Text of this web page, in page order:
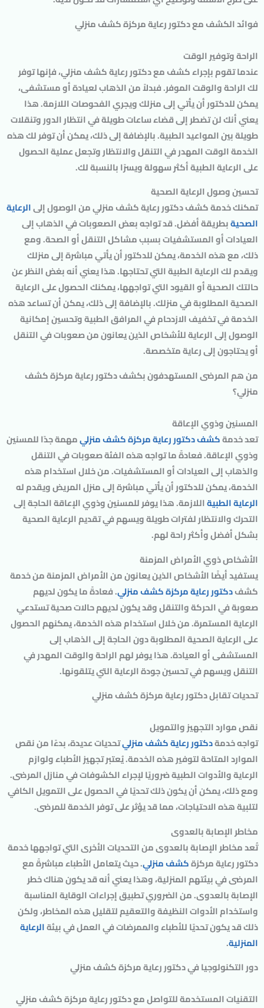
فوائد الكشف مع دكتور رعاية مركزة كشف منزلي
الراحة وتوفير الوقت
عندما تقوم بإجراء كشف مع دكتور رعاية كشف منزلي، فإنها توفر
لك الراحة والوقت الموفر. فبدلاً من الذهاب لعيادة أو مستشفى،
يمكن للدكتور أن يأتي إلى منزلك ويجري الفحوصات اللازمة. هذا
يعني أنك لن تضطر إلى قضاء ساعات طويلة في انتظار الدور وتنقلات
طويلة بين المواعيد الطبية. بالإضافة إلى ذلك، يمكن أن توفر لك هذه
الخدمة الوقت المهدر في التنقل والانتظار وتجعل عملية الحصول
على الرعاية الطبية أكثر سهولة ويسرًا بالنسبة لك.
تحسين وصول الرعاية الصحية
تمكنك خدمة كشف دكتور رعاية كشف منزلي من الوصول إلىالرعاية
الصحيةبطريقة أفضل. قد تواجه بعض الصعوبات في الذهاب إلى
العيادات أو المستشفيات بسبب مشاكل التنقل أو الصحة. ومع
ذلك، مع هذه الخدمة، يمكن للدكتور أن يأتي مباشرة إلى منزلك
ويقدم لك الرعاية الطبية التي تحتاجها. هذا يعني أنه بغض النظر عن
حالتك الصحية أو القيود التي تواجهها، يمكنك الحصول على الرعاية
الصحية المطلوبة في منزلك. بالإضافة إلى ذلك، يمكن أن تساعد هذه
الخدمة في تخفيف الازدحام في المرافق الطبية وتحسين إمكانية
الوصول إلى الرعاية للأشخاص الذين يعانون من صعوبات في التنقل
أو يحتاجون إلى رعاية متخصصة.
من هم المرضى المستهدفون بكشف دكتور رعاية مركزة كشف
منزلي؟
المسنين وذوي الإعاقة
تعد خدمةكشف دكتور رعاية مركزة كشف منزليمهمة جدًا للمسنين
وذوي الإعاقة. فعادةً ما تواجه هذه الفئة صعوبات في التنقل
والذهاب إلى العيادات أو المستشفيات. من خلال استخدام هذه
الخدمة، يمكن للدكتور أن يأتي مباشرة إلى منزل المريض ويقدم له
الرعاية الطبيةاللازمة. هذا يوفر للمسنين وذوي الإعاقة الحاجة إلى
التحرك والانتظار لفترات طويلة ويسهم في تقديم الرعاية الصحية
بشكل أفضل وأكثر راحة لهم.
الأشخاص ذوي الأمراض المزمنة
يستفيد أيضًا الأشخاص الذين يعانون من الأمراض المزمنة من خدمة
كشفدكتور رعاية مركزة كشف منزلي. فعادةً ما يكون لديهم
صعوبة في الحركة والتنقل وقد يكون لديهم حالات صحية تستدعي
الرعاية المستمرة. من خلال استخدام هذه الخدمة، يمكنهم الحصول
على الرعاية الصحية المطلوبة دون الحاجة إلى الذهاب إلى
المستشفى أو العيادة. هذا يوفر لهم الراحة والوقت المهدر في
التنقل ويسهم في تحسين جودة الرعاية التي يتلقونها.
تحديات تقابل دكتور رعاية مركزة كشف منزلي
نقص موارد التجهيز والتمويل
تواجه خدمةدكتور رعاية كشف منزليتحديات عديدة، بدءًا من نقص
الموارد المتاحة لتوفير هذه الخدمة. يُعتبر تجهيز الأطباء ولوازم
الرعاية والأدوات الطبية ضروريًا لإجراء الكشوفات في منازل المرضى.
ومع ذلك، يمكن أن يكون ذلك تحديًا في الحصول على التمويل الكافي
لتلبية هذه الاحتياجات، مما قد يؤثر على توفر الخدمة للمرضى.
مخاطر الإصابة بالعدوى
تُعد مخاطر الإصابة بالعدوى من التحديات الأخرى التي تواجهها خدمة
دكتور رعاية مركزةكشف منزلي. حيث يتعامل الأطباء مباشرةً مع
المرضى في بيئتهم المنزلية، وهذا يعني أنه قد يكون هناك خطر
الإصابة بالعدوى. من الضروري تطبيق إجراءات الوقاية المناسبة
واستخدام الأدوات النظيفة والتعقيم لتقليل هذه المخاطر، ولكن
ذلك قد يكون تحديًا للأطباء والممرضات في العمل في بيئةالرعاية
المنزلية.
دور التكنولوجيا في دكتور رعاية مركزة كشف منزلي
التقنيات المستخدمة للتواصل مع دكتور رعاية مركزة كشف منزلي